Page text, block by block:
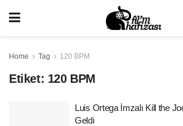
Home Tag 120 BPM
Etiket: 120 BPM
Luis Ortega İmzalı Kill the
Geldi